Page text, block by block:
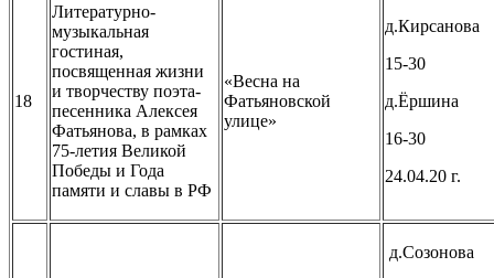
18
Литературно-
музыкальная
гостиная,
посвященная жизни
и творчеству поэта-
песенника Алексея
Фатьянова, в рамках
75-летия Великой
Победы и Года
памяти и славы в РФ
«Весна на
Фатьяновской
улице»
д.Кирсанова
15-30
д.Ёршина
16-30
24.04.20 г.
д.Созонова